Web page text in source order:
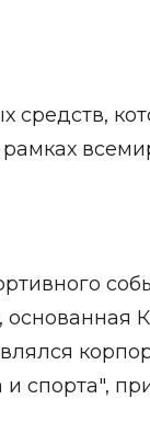
средств,
спорта",